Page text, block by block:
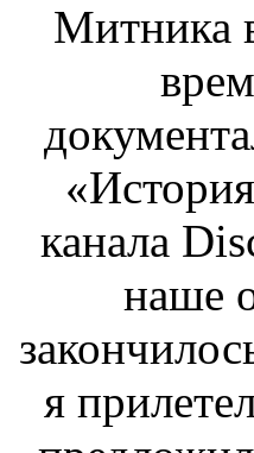
Митника
канала
наше
я